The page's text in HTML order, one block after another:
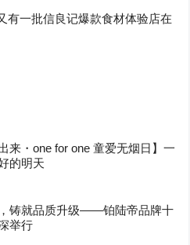
有一批信良记爆款食材体验店在
来・one for one 童爱无烟日】一
的明天
铸就品质升级——铂陆帝品牌十
举行